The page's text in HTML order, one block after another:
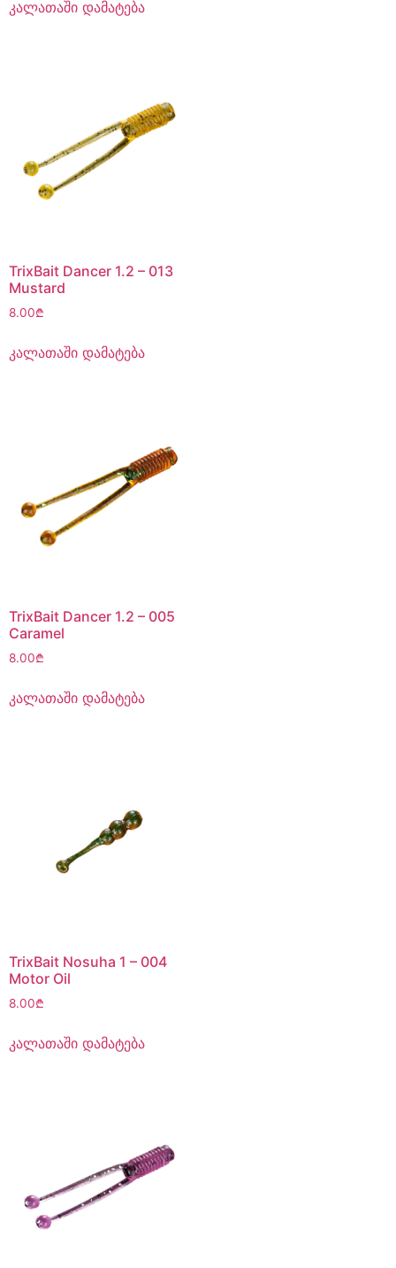
კალათაში დამატება
TrixBait Dancer 1.2 – 013
Mustard
8.00₾
კალათაში დამატება
TrixBait Dancer 1.2 – 005
Caramel
8.00₾
კალათაში დამატება
TrixBait Nosuha 1 – 004
Motor Oil
8.00₾
კალათაში დამატება